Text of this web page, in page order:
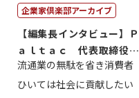
企業家倶楽部アーカイブ
【編集長インタビュー】Ｐ
ａｌｔａｃ 代表取締役会
長三木田國夫
流通業の無駄を省き消費者
ひいては社会に貢献したい